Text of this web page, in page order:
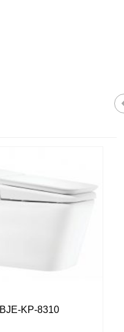
BJE-KP-8310